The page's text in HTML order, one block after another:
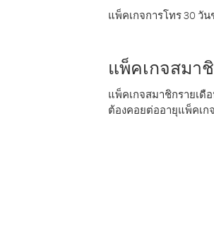
แพ็คเกจการโทร 30 วั
แพ็คเกจสมา
แพ็คเกจสมาชิกรายเดื
ต้องคอยต่ออายุแพ็คเ